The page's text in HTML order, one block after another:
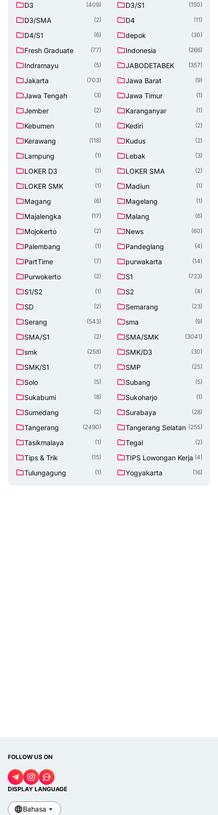
D3 (409) D3/S1 (150)
D3/SMA (2) D4 (11)
D4/S1 (6) depok (30)
Fresh Graduate (77) Indonesia (266)
Indramayu (5) JABODETABEK (357)
Jakarta (703) Jawa Barat (9)
Jawa Tengah (3) Jawa Timur (1)
Jember (2) Karanganyar (1)
Kebumen (1) Kediri (2)
Kerawang (118) Kudus (2)
Lampung (1) Lebak (3)
LOKER D3 (1) LOKER SMA (2)
LOKER SMK (1) Madiun (1)
Magang (6) Magelang (1)
Majalengka (17) Malang (6)
Mojokerto (2) News (60)
Palembang (1) Pandeglang (4)
PartTime (7) purwakarta (14)
Purwokerto (2) S1 (723)
S1/S2 (1) S2 (4)
SD (2) Semarang (23)
Serang (543) sma (9)
SMA/S1 (2) SMA/SMK (3041)
smk (258) SMK/D3 (30)
SMK/S1 (7) SMP (25)
Solo (5) Subang (5)
Sukabumi (8) Sukoharjo (1)
Sumedang (2) Surabaya (28)
Tangerang (2490) Tangerang Selatan (255)
Tasikmalaya (1) Tegal (2)
Tips & Trik (15) TIPS Lowongan Kerja (4)
Tulungagung (1) Yogyakarta (16)
FOLLOW US ON
DISPLAY LANGUAGE
Bahasa